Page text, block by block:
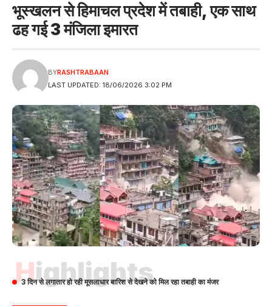
भूस्खलन से हिमाचल प्रदेश में तबाही, एक साथ
ढह गई 3 मंजिला इमारत
LAST UPDATED: 18/06/2026 3:02 PM
BYRASHTRABAAN
Highlights
3 दिन से लगातार हो रही मूसलाधार बारिश से देखने को मिल रहा तबाही का मंजर